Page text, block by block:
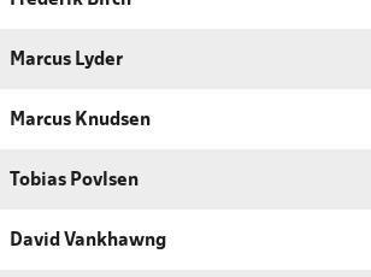
Marcus Lyder
Marcus Knudsen
Tobias Povlsen
David Vankhawng